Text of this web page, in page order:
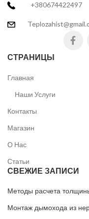
+380674422497
СТРАНИЦЫ
Главная
Наши Услуги
Контакты
Магазин
О Нас
Статьи
СВЕЖИЕ ЗАПИСИ
Методы расчета
Монтаж дымохода из